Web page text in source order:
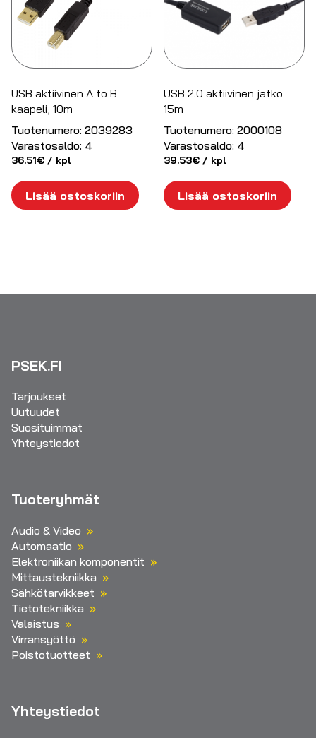
USB aktiivinen A to B
kaapeli, 10m
Tuotenumero: 2039283
Varastosaldo: 4
36.51€ / kpl
Lisää ostoskoriin
USB 2.0 aktiivinen jatko
15m
Tuotenumero: 2000108
Varastosaldo: 4
39.53€ / kpl
Lisää ostoskoriin
PSEK.FI
Tarjoukset
Uutuudet
Suosituimmat
Yhteystiedot
Tuoteryhmät
Audio & Video
Automaatio
Elektroniikan komponentit
Mittaustekniikka
Sähkötarvikkeet
Tietotekniikka
Valaistus
Virransyöttö
Poistotuotteet
Yhteystiedot